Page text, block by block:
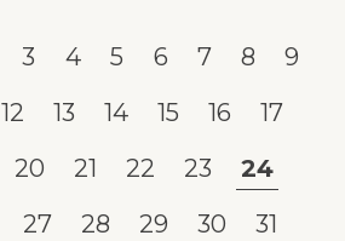
3 4 5 6 7 8
9
12 13 14 15 16
17
20 21 22 23
24
27 28 29 30
31